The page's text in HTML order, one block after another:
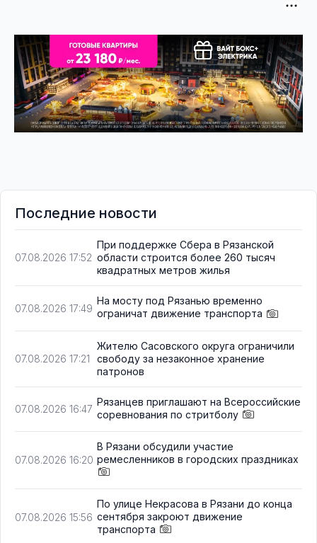
Последние новости
07.08.2026 17:52
При поддержке Сбера в Рязанской
области строится более 260 тысяч
квадратных метров жилья
07.08.2026 17:49
На мосту под Рязанью временно
ограничат движение транспорта
07.08.2026 17:21
Жителю Сасовского округа ограничили
свободу за незаконное хранение
патронов
07.08.2026 16:47
Рязанцев приглашают на Всероссийские
соревнования по стритболу
07.08.2026 16:20
В Рязани обсудили участие
ремесленников в городских праздниках
07.08.2026 15:56
По улице Некрасова в Рязани до конца
сентября закроют движение
транспорта